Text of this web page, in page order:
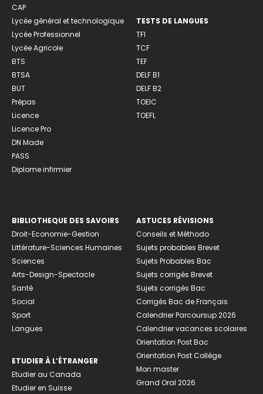
CAP
Lycée général et technologique
Lycée Professionnel
Lycée Agricole
BTS
BTSA
BUT
Prépas
Licence
Licence Pro
DN Made
PASS
Diplome infirmier
TESTS DE LANGUES
TFI
TCF
TEF
DELF B1
DELF B2
TOEIC
TOEFL
BIBLIOTHEQUE DES SAVOIRS
Droit-Economie-Gestion
Littérature-Sciences Humaines
Sciences
Arts-Design-Spectacle
Santé
Social
Sport
Langues
ETUDIER À L’ÉTRANGER
Etudier au Canada
Etudier en Suisse
ASTUCES RÉVISIONS
Conseils et Méthodo
Sujets probables Brevet
Sujets Probables Bac
Sujets corrigés Brevet
Sujets corrigés Bac
Corrigés Bac de Français
Calendrier Parcoursup 2026
Calendrier vacances scolaires
Orientation Post Bac
Orientation Post Collège
Mon master
Grand Oral 2026